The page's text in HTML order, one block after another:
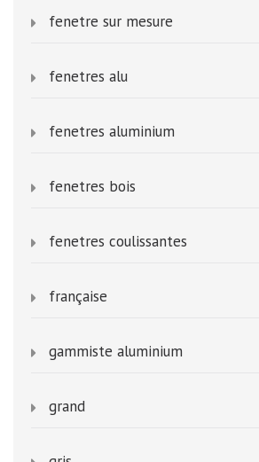
fenetre sur mesure
fenetres alu
fenetres aluminium
fenetres bois
fenetres coulissantes
française
gammiste aluminium
grand